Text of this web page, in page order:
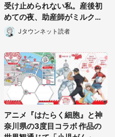
受け止められない私。産後初
めての夜、助産師がミルクを
あげてるのを見て...(静岡県・
20代女性)
Jタウンネット読者
アニメ『はたらく細胞』と神
奈川県の3度目コラボ 作品の